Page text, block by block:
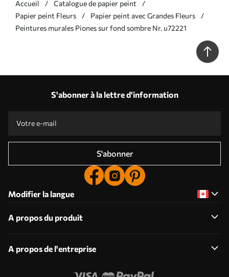
Accueil
Catalogue de papier peint
Papier peint Fleurs
Papier peint avec Grandes Fleurs
Peintures murales Piones sur fond sombre Nr. u72221
S'abonner à la lettre d'information
S'abonner
Modifier la langue
A propos du produit
A propos de l'entreprise